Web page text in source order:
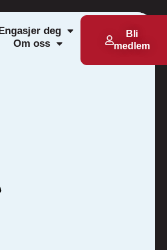
deg
Om oss
Bli
medlem